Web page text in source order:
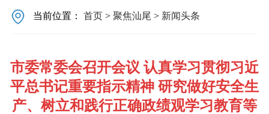
当前位置：首页 >聚焦汕尾 > 新闻头条
市委常委会召开会议 认真学习贯彻习近
平总书记重要指示精神 研究做好安全生
产、树立和践行正确政绩观学习教育等